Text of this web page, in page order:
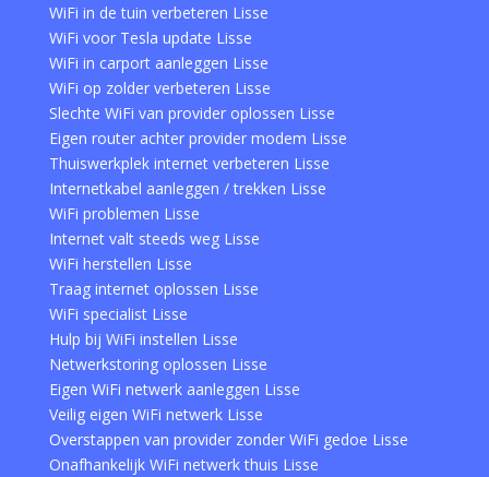
WiFi in de tuin verbeteren Lisse
WiFi voor Tesla update Lisse
WiFi in carport aanleggen Lisse
WiFi op zolder verbeteren Lisse
Slechte WiFi van provider oplossen Lisse
Eigen router achter provider modem Lisse
Thuiswerkplek internet verbeteren Lisse
Internetkabel aanleggen / trekken Lisse
WiFi problemen Lisse
Internet valt steeds weg Lisse
WiFi herstellen Lisse
Traag internet oplossen Lisse
WiFi specialist Lisse
Hulp bij WiFi instellen Lisse
Netwerkstoring oplossen Lisse
Eigen WiFi netwerk aanleggen Lisse
Veilig eigen WiFi netwerk Lisse
Overstappen van provider zonder WiFi gedoe Lisse
Onafhankelijk WiFi netwerk thuis Lisse